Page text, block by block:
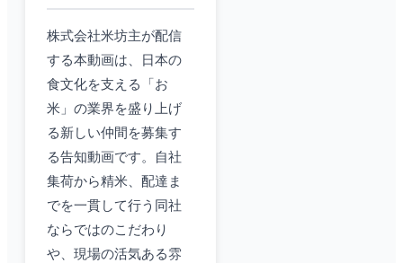
株式会社米坊主が配信
する本動画は、日本の
食文化を支える「お
米」の業界を盛り上げ
る新しい仲間を募集す
る告知動画です。自社
集荷から精米、配達ま
でを一貫して行う同社
ならではのこだわり
や、現場の活気ある雰